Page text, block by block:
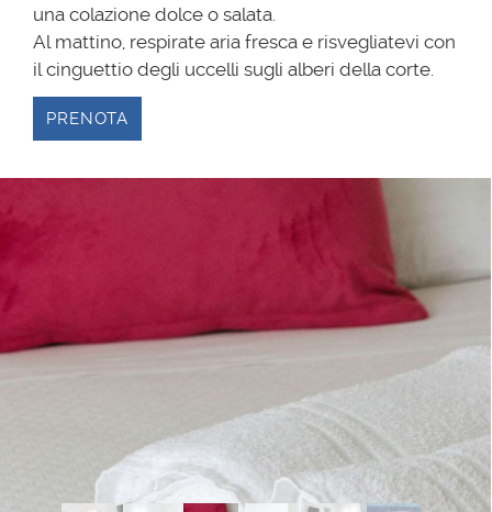
una colazione dolce o salata.
Al mattino, respirate aria fresca e risvegliatevi con
il cinguettio degli uccelli sugli alberi della corte.
PRENOTA